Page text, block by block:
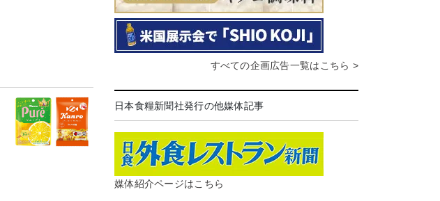
すべての企画広告一覧はこちら >
日本食糧新聞社発行の他媒体記事
媒体紹介ページはこちら